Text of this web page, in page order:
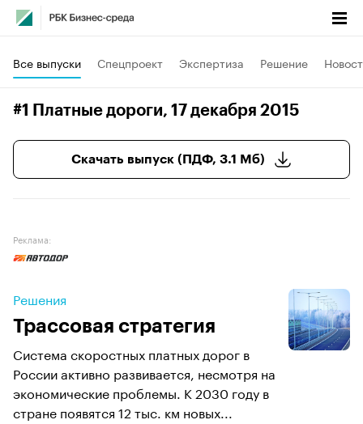
Все выпуски Спецпроект Экспертиза Решение
#1 Платные дороги, 17 декабря 2015
Скачать выпуск (ПДФ, 3.1 Мб)
Реклама:
Решения
Трассовая стратегия
Система скоростных платных дорог в
России активно развивается, несмотря на
экономические проблемы. К 2030 году в
стране появятся 12 тыс. км новых...